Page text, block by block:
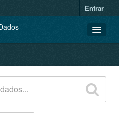
Entrar